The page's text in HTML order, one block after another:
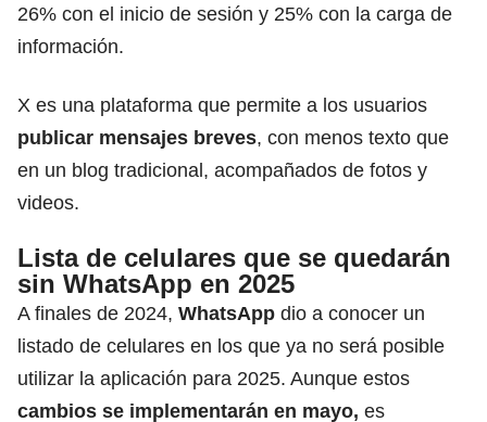
26% con el inicio de sesión y 25% con la carga de
información.
X es una plataforma que permite a los usuarios
publicar mensajes breves, con menos texto que
en un blog tradicional, acompañados de fotos y
videos.
Lista de celulares que se quedarán
sin WhatsApp en 2025
A finales de 2024, WhatsApp dio a conocer un
listado de celulares en los que ya no será posible
utilizar la aplicación para 2025. Aunque estos
cambios se implementarán en mayo, es